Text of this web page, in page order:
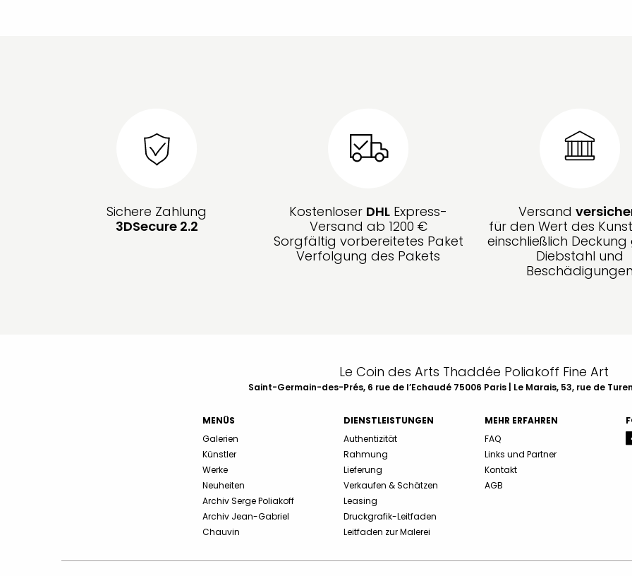
Sichere Zahlung
3DSecure 2.2
Kostenloser DHL Express-
Versand ab 1200 €
Sorgfältig vorbereitetes Paket
Verfolgung des Pakets
Versand
für den Wert des
einschließlich
Diebstahl und
Beschädigungen
Le Coin des Arts Thaddée Poliakoff Fine Art
Saint-Germain-des-Prés, 6 rue de l’Echaudé 75006 Paris | Le Marais, 53, rue de
MENÜS
Galerien
Künstler
Werke
Neuheiten
Archiv Serge Poliakoff
Archiv Jean-Gabriel
Chauvin
DIENSTLEISTUNGEN
Authentizität
Rahmung
Lieferung
Verkaufen & Schätzen
Leasing
Druckgrafik-Leitfaden
Leitfaden zur Malerei
MEHR ERFAHREN
FAQ
Links und Partner
Kontakt
AGB